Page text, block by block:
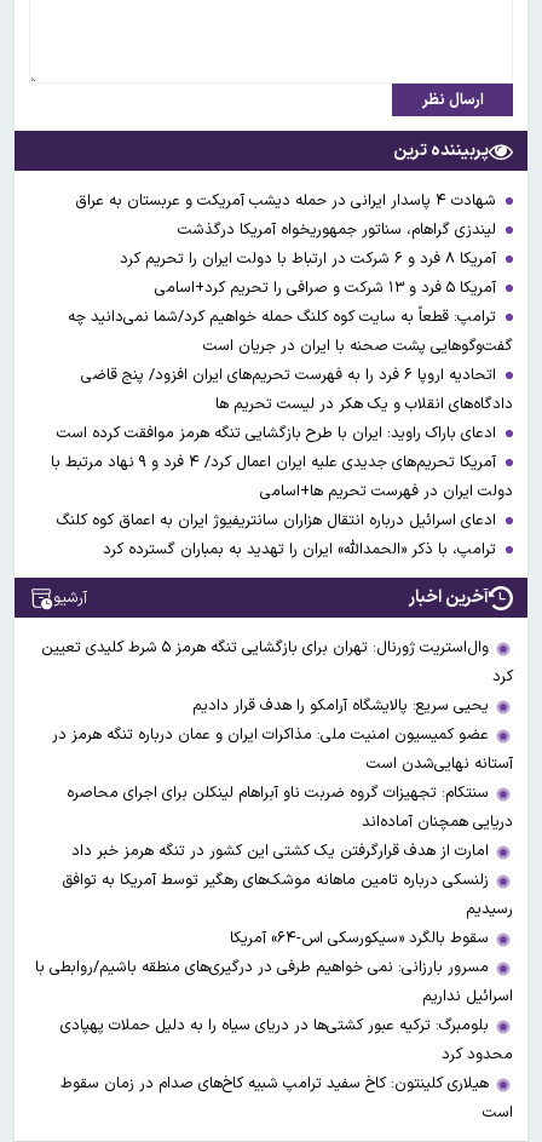
ارسال نظر
پربیننده ترین
شهادت ۴ پاسدار ایرانی در حمله دیشب آمریکت و عربستان به عراق
لیندزی گراهام، سناتور جمهوریخواه آمریکا درگذشت
آمریکا ۸ فرد و ۶ شرکت در ارتباط با دولت ایران را تحریم کرد
آمریکا ۵ فرد و ۱۳ شرکت و صرافی را تحریم کرد+اسامی
ترامپ: قطعاً به سایت کوه کلنگ حمله خواهیم کرد/شما نمی‌دانید چه
گفت‌وگوهایی پشت صحنه با ایران در جریان است
اتحادیه اروپا ۶ فرد را به فهرست تحریم‌های ایران افزود/ پنج قاضی
دادگاه‌های انقلاب و یک هکر در لیست تحریم ها
ادعای باراک راوید: ایران با طرح بازگشایی تنگه هرمز موافقت کرده است
آمریکا تحریم‌های جدیدی علیه ایران اعمال کرد/ ۴ فرد و ۹ نهاد مرتبط با
دولت ایران در فهرست تحریم ها+اسامی
ادعای اسرائیل درباره انتقال هزاران سانتریفیوژ ایران به اعماق کوه کلنگ
ترامپ، با ذکر «الحمدالله» ایران را تهدید به بمباران گسترده کرد
آخرین اخبار آرشیو
وال‌استریت ژورنال: تهران برای بازگشایی تنگه هرمز ۵ شرط کلیدی تعیین
کرد
یحیی سریع: پالایشگاه آرامکو را هدف قرار دادیم
عضو کمیسیون امنیت ملی: مذاکرات ایران و عمان درباره تنگه هرمز در
آستانه نهایی‌شدن است
سنتکام: تجهیزات گروه ضربت ناو آبراهام لینکلن برای اجرای محاصره
دریایی همچنان آماده‌اند
امارت از هدف قرارگرفتن یک کشتی این کشور در تنگه هرمز خبر داد
زلنسکی درباره تامین ماهانه موشک‌های رهگیر توسط آمریکا به توافق
رسیدیم
سقوط بالگرد «سیکورسکی اس-۶۴» آمریکا
مسرور بارزانی: نمی خواهیم طرفی در درگیری‌های منطقه باشیم/روابطی با
اسرائیل نداریم
بلومبرگ: ترکیه عبور کشتی‌ها در دریای سیاه را به دلیل حملات پهپادی
محدود کرد
هیلاری کلینتون: کاخ سفید ترامپ شبیه کاخ‌های صدام در زمان سقوط
است